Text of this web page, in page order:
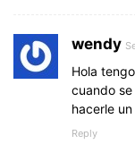
wendy
Hola
cuando
hacerle
Reply